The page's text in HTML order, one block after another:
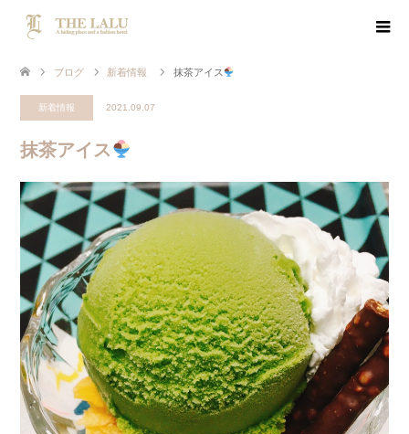
ブログ 新着情報 抹茶アイス
新着情報 2021.09.07
抹茶アイス